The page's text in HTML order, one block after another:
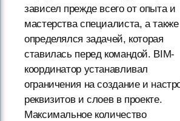
зависел прежде всего от опыта и
мастерства специалиста, а также
определялся задачей, которая
ставилась перед командой. BIM-
координатор устанавливал
ограничения на создание и
реквизитов и слоев в проекте.
Максимальное количество